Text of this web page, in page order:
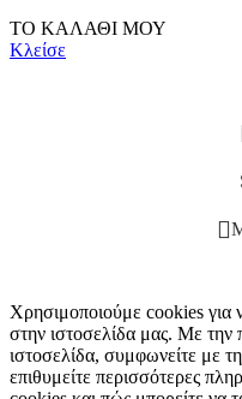
ΤΟ ΚΑΛΑΘΙ ΜΟΥ
Κλείσε
Χρησιμοποιούμε cookies για
στην ιστοσελίδα μας. Με την
ιστοσελίδα, συμφωνείτε με
επιθυμείτε περισσότερες